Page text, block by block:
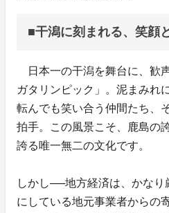
■干潟に刻まれる、笑顔
日本一の干潟を舞台に、歓
ガタリンピック」。泥まみれ
転んでも笑い合う仲間たち、
拍手。この風景こそ、鹿島の
誇る唯一無二の文化です。
しかし──地方経済は、かなり
にしている地元事業者からの